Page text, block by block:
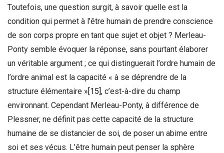
Toutefois, une question surgit, à savoir quelle est la
condition qui permet à l’être humain de prendre conscience
de son corps propre en tant que sujet et objet ? Merleau-
Ponty semble évoquer la réponse, sans pourtant élaborer
un véritable argument ; ce qui distinguerait l’ordre humain de
l’ordre animal est la capacité « à se déprendre de la
structure élémentaire »[15], c’est-à-dire du champ
environnant. Cependant Merleau-Ponty, à différence de
Plessner, ne définit pas cette capacité de la structure
humaine de se distancier de soi, de poser un abime entre
soi et ses vécus. L’être humain peut penser la sphère